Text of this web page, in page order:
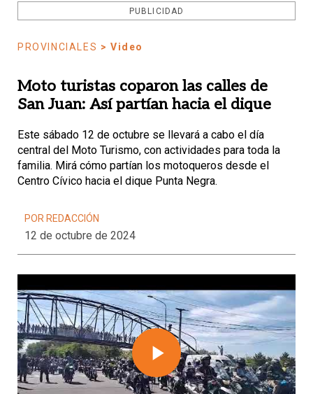
PUBLICIDAD
PROVINCIALES > Video
Moto turistas coparon las calles de
San Juan: Así partían hacia el dique
Este sábado 12 de octubre se llevará a cabo el día
central del Moto Turismo, con actividades para toda la
familia. Mirá cómo partían los motoqueros desde el
Centro Cívico hacia el dique Punta Negra.
POR REDACCIÓN
12 de octubre de 2024
Play